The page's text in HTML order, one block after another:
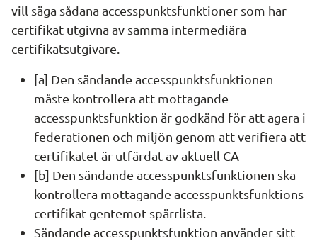
vill säga sådana accesspunktsfunktioner som har
certifikat utgivna av samma intermediära
certifikatsutgivare.
[a] Den sändande accesspunktsfunktionen
måste kontrollera att mottagande
accesspunktsfunktion är godkänd för att agera i
federationen och miljön genom att verifiera att
certifikatet är utfärdat av aktuell CA
[b] Den sändande accesspunktsfunktionen ska
kontrollera mottagande accesspunktsfunktions
certifikat gentemot spärrlista.
Sändande accesspunktsfunktion använder sitt